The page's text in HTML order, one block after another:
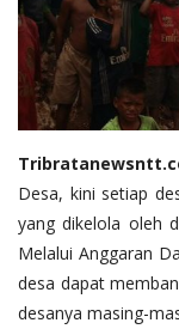
Desa, kini setiap
yang dikelola oleh
Melalui Anggaran
desa dapat
desanya masing-